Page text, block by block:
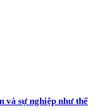
và sự nghiệp như thế